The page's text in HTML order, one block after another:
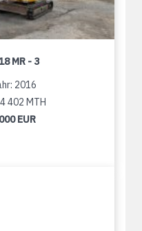
MR - 3
2016
402 MTH
EUR